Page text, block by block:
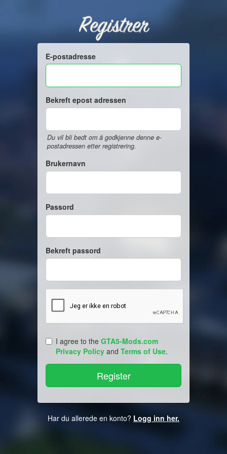
Registrer
E-postadresse
Bekreft epost adressen
Du vil bli bedt om å godkjenne denne e-
postadressen etter registrering.
Brukernavn
Passord
Bekreft passord
I agree to the GTA5-Mods.com
Privacy Policy and Terms of Use.
Har du allerede en konto? Logg inn her.